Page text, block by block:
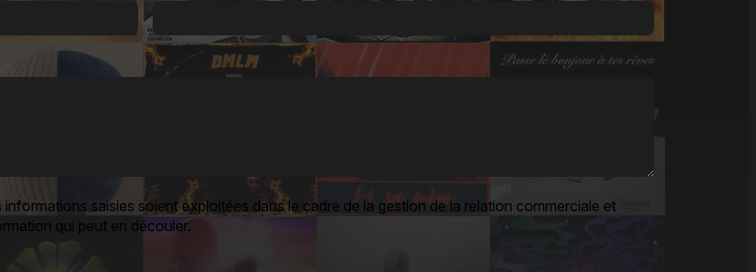
saisies soient exploitées dans le cadre de la gestion de la relation commerciale et
qui peut en découler.